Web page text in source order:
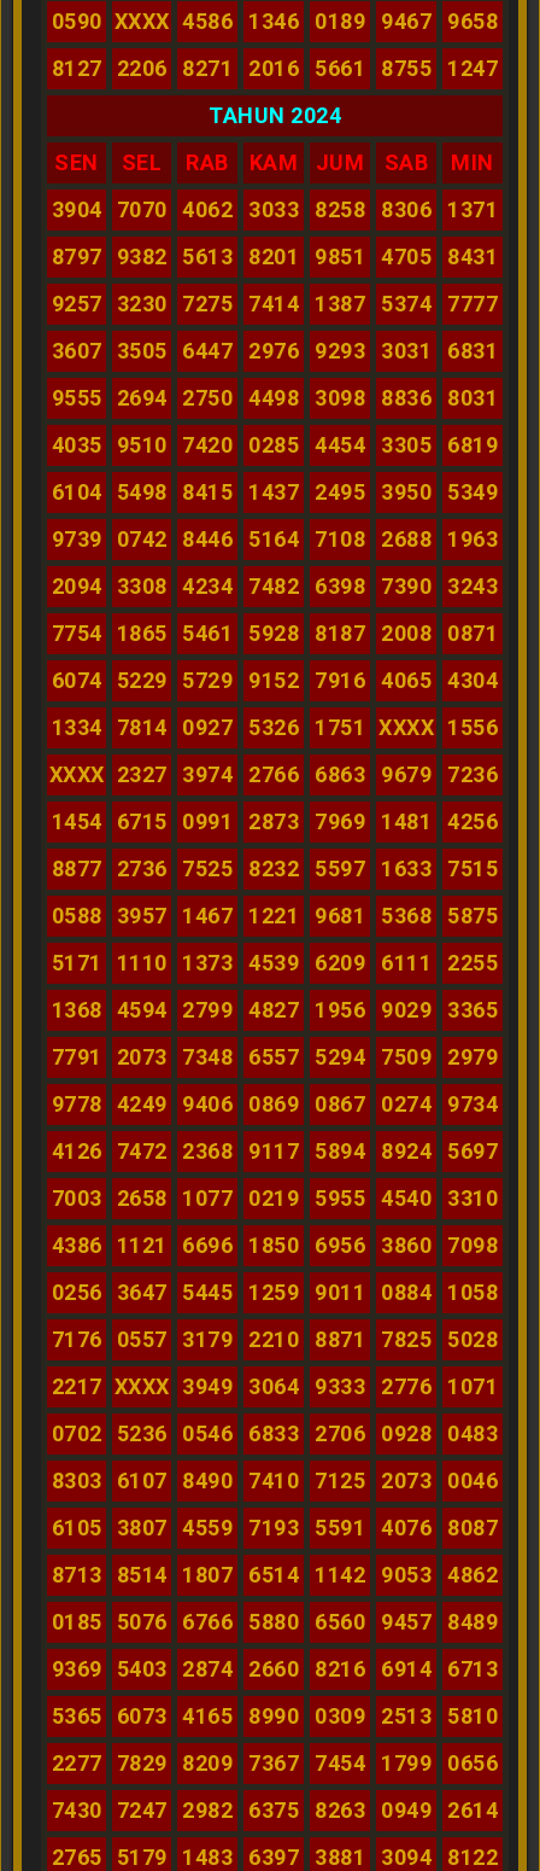
0590 XXXX 4586 1346 0189 9467
9658
8127
2206 8271 2016 5661 8755
1247
TAHUN 2024
SEN
SEL RAB KAM JUM SAB
MIN
3904
7070 4062 3033 8258 8306
1371
8797
9382 5613 8201 9851 4705
8431
9257
3230 7275 7414 1387 5374
7777
3607
3505 6447 2976 9293 3031
6831
9555
2694 2750 4498 3098 8836
8031
4035
9510 7420 0285 4454 3305
6819
6104
5498 8415 1437 2495 3950
5349
9739
0742 8446 5164 7108 2688
1963
2094
3308 4234 7482 6398 7390
3243
7754
1865 5461 5928 8187 2008
0871
6074
5229 5729 9152 7916 4065
4304
1334
7814 0927 5326 1751 XXXX 1556
XXXX 2327 3974 2766 6863 9679
7236
1454
6715 0991 2873 7969 1481
4256
8877
2736 7525 8232 5597 1633
7515
0588
3957 1467 1221 9681 5368
5875
5171
1110 1373 4539 6209 6111
2255
1368
4594 2799 4827 1956 9029
3365
7791
2073 7348 6557 5294 7509
2979
9778
4249 9406 0869 0867 0274
9734
4126
7472 2368 9117 5894 8924
5697
7003
2658 1077 0219 5955 4540
3310
4386
1121 6696 1850 6956 3860
7098
0256
3647 5445 1259 9011 0884
1058
7176
0557 3179 2210 8871 7825
5028
2217 XXXX 3949 3064 9333 2776
1071
0702
5236 0546 6833 2706 0928
0483
8303
6107 8490 7410 7125 2073
0046
6105
3807 4559 7193 5591 4076
8087
8713
8514 1807 6514 1142 9053
4862
0185
5076 6766 5880 6560 9457
8489
9369
5403 2874 2660 8216 6914
6713
5365
6073 4165 8990 0309 2513
5810
2277
7829 8209 7367 7454 1799
0656
7430
7247 2982 6375 8263 0949
2614
2765
5179 1483 6397 3881 3094
8122